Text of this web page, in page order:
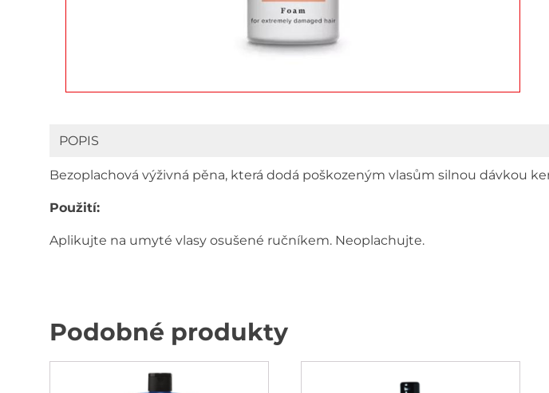
POPIS
Bezoplachová výživná pěna, která dodá poškozeným vlasům silnou dávkou
Použití:
Aplikujte na umyté vlasy osušené ručníkem. Neoplachujte.
Podobné produkty